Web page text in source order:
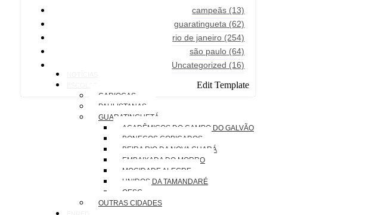
campeãs (13)
guaratingueta (62)
rio de janeiro (254)
são paulo (64)
Uncategorized (16)
Edit Template
CARIOCAS
PAULISTANAS
GUARATINGUETÁ
ACADÊMICOS DO CAMPO DO GALVÃO
BONECOS COBIÇADOS
BEIRA RIO DA NOVA GUARÁ
EMBAIXADA DO MORRO
MOCIDADE ALEGRE
UNIDOS DA TAMANDARÉ
OESG
OUTRAS CIDADES